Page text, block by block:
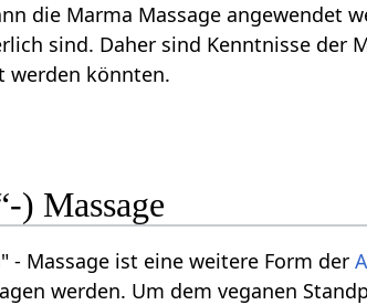
die Marma Massage angewendet
sind. Daher sind Kenntnisse der
werden könnten.
) Massage
- Massage ist eine weitere Form der
werden. Um dem veganen